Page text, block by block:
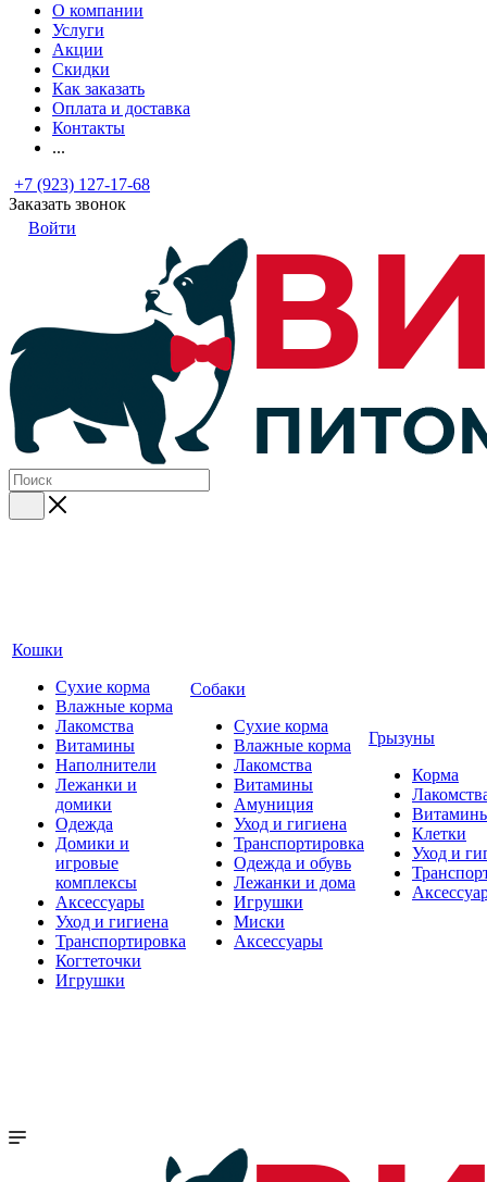
О компании
Услуги
Акции
Скидки
Как заказать
Оплата и доставка
Контакты
...
+7 (923) 127-17-68
Заказать звонок
Войти
Кошки
Сухие корма
Влажные корма
Лакомства
Витамины
Наполнители
Лежанки и
домики
Одежда
Домики и
игровые
комплексы
Аксессуары
Уход и гигиена
Транспортировка
Когтеточки
Игрушки
Собаки
Сухие корма
Влажные корма
Лакомства
Витамины
Амуниция
Уход и гигиена
Транспортировка
Одежда и обувь
Лежанки и дома
Игрушки
Миски
Аксессуары
Грызуны
Корма
Клетки
Уход и